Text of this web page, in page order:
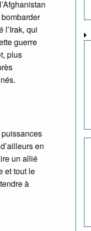
l’Irak, qui
guerre
plus
en
un allié
et tout le
à